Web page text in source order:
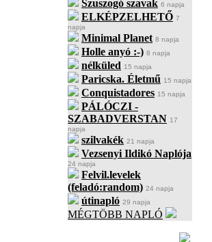
Szuszogó szavak 6 napja
ELKÉPZELHETŐ 7
napja
Minimal Planet 8 napja
Holle anyó :-) 8 napja
nélküled 15 napja
Paricska. Életmű 15 napja
Conquistadores 15 napja
PÁLÓCZI -
SZABADVERSTAN 17
napja
szilvakék 21 napja
Vezsenyi Ildikó Naplója
24 napja
Felvil.levelek
(feladó:random) 24 napja
útinapló 29 napja
MÉGTÖBB NAPLÓ